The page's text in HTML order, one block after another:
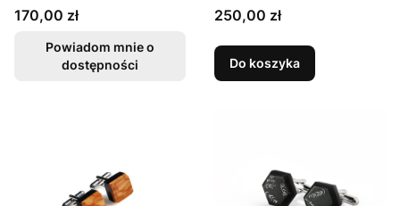
Cena
170,00 zł
Powiadom mnie o
dostępności
zebrano
Cena
250,00 zł
Do koszyka